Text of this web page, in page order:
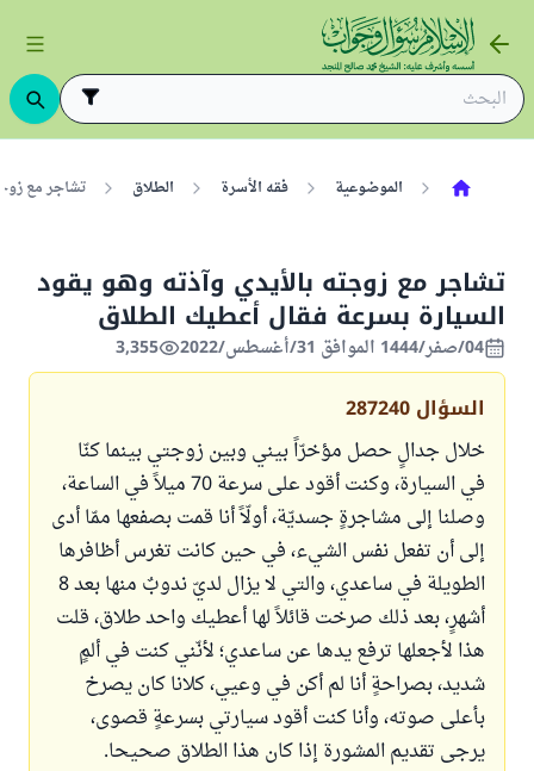
الموضوعية فقه الأسرة الطلاق تشاجر مع
تشاجر مع زوجته بالأيدي وآذته وهو يقود
السيارة بسرعة فقال أعطيك الطلاق
04/صفر/1444 الموافق 31/أغسطس/2022 3,355
السؤال 287240
خلال جدالٍ حصل مؤخرّاً بيني وبين زوجتي بينما كنّا
في السيارة، وكنت أقود على سرعة 70 ميلاً في الساعة،
وصلنا إلى مشاجرةٍ جسديّة، أولّاً أنا قمت بصفعها ممّا أدى
إلى أن تفعل نفس الشيء، في حين كانت تغرس أظافرها
الطويلة في ساعدي، والتي لا يزال لديّ ندوبٌ منها بعد 8
أشهرٍ، بعد ذلك صرخت قائلاً لها أعطيك واحد طلاق، قلت
هذا لأجعلها ترفع يدها عن ساعدي؛ لأنّني كنت في ألمٍ
شديد، بصراحةٍ أنا لم أكن في وعيي، كلانا كان يصرخ
بأعلى صوته، وأنا كنت أقود سيارتي بسرعةٍ قصوى،
يرجى تقديم المشورة إذا كان هذا الطلاق صحيحا.